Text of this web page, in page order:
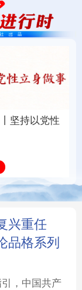
教育
政务
数字经济
溯源中国
会展
悦读
坚持以党性
兴重任
格系列
，中国共产